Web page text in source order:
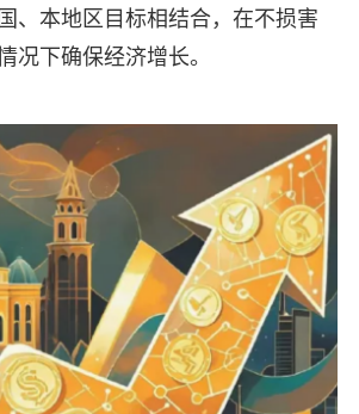
、本地区目标相结合，在不损害
况下确保经济增长。